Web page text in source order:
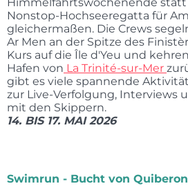
Himmelfahrtswochenende
Nonstop-Hochseeregatta für
gleichermaßen. Die Crews
Ar Men an der Spitze des
Kurs auf die Île d'Yeu und
Hafen von La Trinité-sur-Mer
gibt es viele spannende
zur Live-Verfolgung, Interviews
mit den Skippern.
14. BIS 17. MAI 2026
Swimrun - Bucht von Quiberon